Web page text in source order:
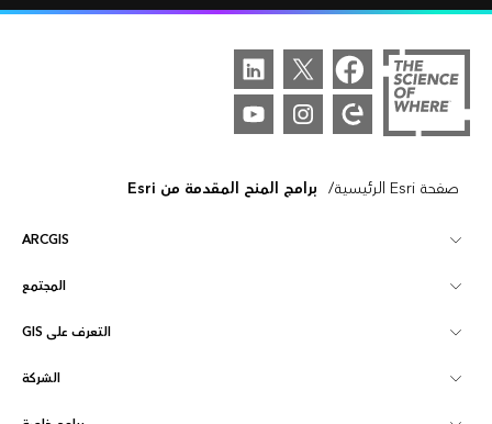
صفحة Esri الرئيسية / برامج المنح المقدمة من Esri
ARCGIS
نظرة عامة على ArcGIS
تخطيط
المجتمع
مجتمع Esri
ArcGIS Blog
التعرف على GIS
ما هي GIS؟ الشركة